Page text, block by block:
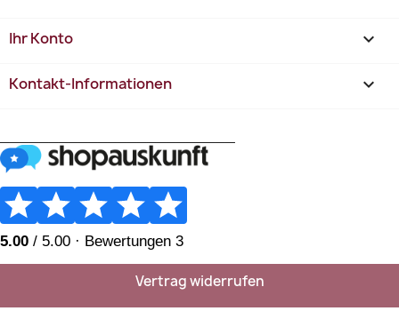
Ihr Konto 
Kontakt-Informationen keyboard_arrow_down
Vertrag widerrufen